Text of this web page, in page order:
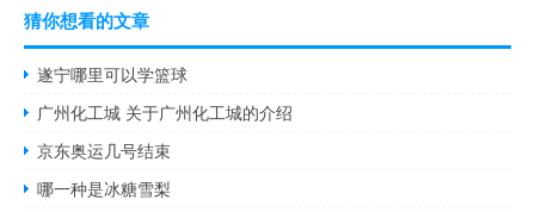
猜你想看的文章
遂宁哪里可以学篮球
广州化工城 关于广州化工城的介绍
京东奥运几号结束
哪一种是冰糖雪梨